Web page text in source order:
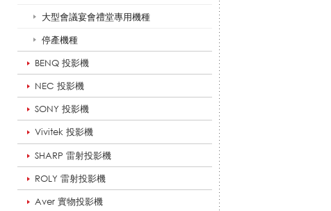
大型會議宴會禮堂專用機種
停產機種
BENQ 投影機
NEC 投影機
SONY 投影機
Vivitek 投影機
SHARP 雷射投影機
ROLY 雷射投影機
Aver 實物投影機